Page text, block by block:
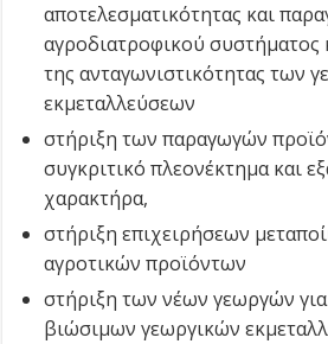
αποτελεσματικότητας και
αγροδιατροφικού συστήματος
της ανταγωνιστικότητας των
εκμεταλλεύσεων
στήριξη των παραγωγών
συγκριτικό πλεονέκτημα και
χαρακτήρα,
στήριξη επιχειρήσεων
αγροτικών προϊόντων
στήριξη των νέων γεωργών
βιώσιμων γεωργικών